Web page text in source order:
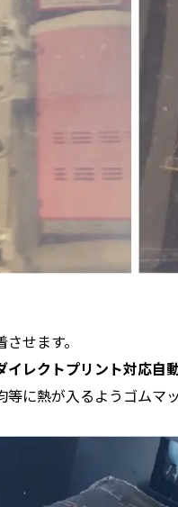
せます。
レクトプリント対応自
に熱が入るようゴムマ